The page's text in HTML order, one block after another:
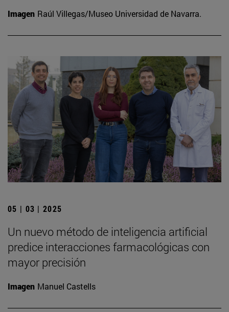
Imagen Raúl Villegas/Museo Universidad de Navarra.
05 | 03 | 2025
Un nuevo método de inteligencia artificial
predice interacciones farmacológicas con
mayor precisión
Imagen Manuel Castells